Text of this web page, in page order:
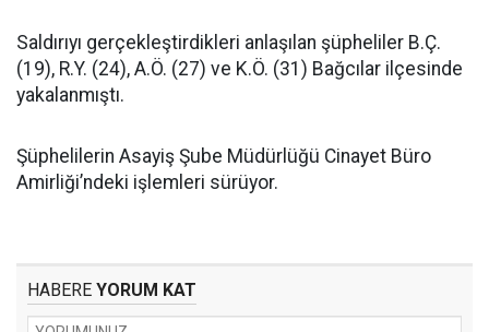
Saldırıyı gerçekleştirdikleri anlaşılan şüpheliler B.Ç.
(19), R.Y. (24), A.Ö. (27) ve K.Ö. (31) Bağcılar ilçesinde
yakalanmıştı.
Şüphelilerin Asayiş Şube Müdürlüğü Cinayet Büro
Amirliği’ndeki işlemleri sürüyor.
HABERE YORUM KAT